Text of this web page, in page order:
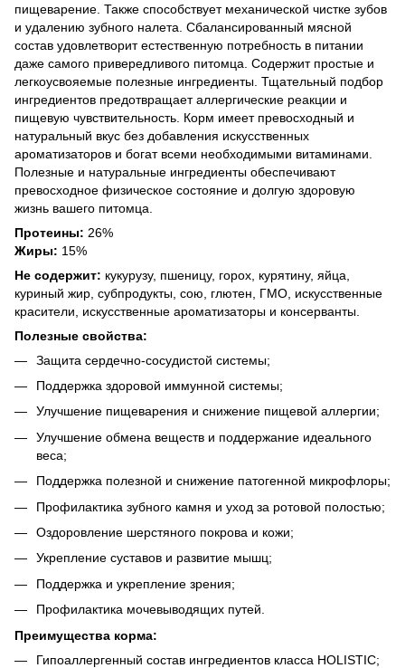
пищеварение. Также способствует механической чистке зубов
и удалению зубного налета. Сбалансированный мясной
состав удовлетворит естественную потребность в питании
даже самого привередливого питомца. Содержит простые и
легкоусвояемые полезные ингредиенты. Тщательный подбор
ингредиентов предотвращает аллергические реакции и
пищевую чувствительность. Корм имеет превосходный и
натуральный вкус без добавления искусственных
ароматизаторов и богат всеми необходимыми витаминами.
Полезные и натуральные ингредиенты обеспечивают
превосходное физическое состояние и долгую здоровую
жизнь вашего питомца.
Протеины: 26%
Жиры: 15%
Не содержит: кукурузу, пшеницу, горох, курятину, яйца,
куриный жир, субпродукты, сою, глютен, ГМО, искусственные
красители, искусственные ароматизаторы и консерванты.
Полезные свойства:
Защита сердечно-сосудистой системы;
Поддержка здоровой иммунной системы;
Улучшение пищеварения и снижение пищевой аллергии;
Улучшение обмена веществ и поддержание идеального
веса;
Поддержка полезной и снижение патогенной микрофлоры;
Профилактика зубного камня и уход за ротовой полостью;
Оздоровление шерстяного покрова и кожи;
Укрепление суставов и развитие мышц;
Поддержка и укрепление зрения;
Профилактика мочевыводящих путей.
Преимущества корма:
Гипоаллергенный состав ингредиентов класса HOLISTIC;